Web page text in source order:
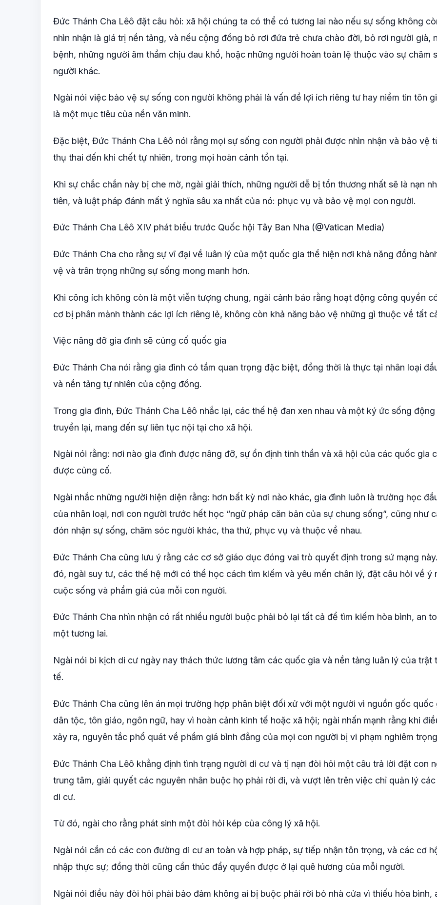
Đức Thánh Cha Lêô đặt câu hỏi: xã hội chúng ta có thể có tương lai nào nếu sự sống không
nhìn nhận là giá trị nền tảng, và nếu cộng đồng bỏ rơi đứa trẻ chưa chào đời, bỏ rơi người già,
bệnh, những người âm thầm chịu đau khổ, hoặc những người hoàn toàn lệ thuộc vào sự chăm
người khác.
Ngài nói việc bảo vệ sự sống con người không phải là vấn đề lợi ích riêng tư hay niềm tin tôn
là một mục tiêu của nền văn minh.
Đặc biệt, Đức Thánh Cha Lêô nói rằng mọi sự sống con người phải được nhìn nhận và bảo vệ
thụ thai đến khi chết tự nhiên, trong mọi hoàn cảnh tồn tại.
Khi sự chắc chắn này bị che mờ, ngài giải thích, những người dễ bị tổn thương nhất sẽ là nạn
tiên, và luật pháp đánh mất ý nghĩa sâu xa nhất của nó: phục vụ và bảo vệ mọi con người.
Đức Thánh Cha Lêô XIV phát biểu trước Quốc hội Tây Ban Nha (@Vatican Media)
Đức Thánh Cha cho rằng sự vĩ đại về luân lý của một quốc gia thể hiện nơi khả năng đồng
vệ và trân trọng những sự sống mong manh hơn.
Khi công ích không còn là một viễn tượng chung, ngài cảnh báo rằng hoạt động công quyền
cơ bị phân mảnh thành các lợi ích riêng lẻ, không còn khả năng bảo vệ những gì thuộc về tất
Việc nâng đỡ gia đình sẽ củng cố quốc gia
Đức Thánh Cha nói rằng gia đình có tầm quan trọng đặc biệt, đồng thời là thực tại nhân loại
và nền tảng tự nhiên của cộng đồng.
Trong gia đình, Đức Thánh Cha Lêô nhắc lại, các thế hệ đan xen nhau và một ký ức sống
truyền lại, mang đến sự liên tục nội tại cho xã hội.
Ngài nói rằng: nơi nào gia đình được nâng đỡ, sự ổn định tinh thần và xã hội của các quốc gia
được củng cố.
Ngài nhắc những người hiện diện rằng: hơn bất kỳ nơi nào khác, gia đình luôn là trường học
của nhân loại, nơi con người trước hết học “ngữ pháp căn bản của sự chung sống”, cũng như
đón nhận sự sống, chăm sóc người khác, tha thứ, phục vụ và thuộc về nhau.
Đức Thánh Cha cũng lưu ý rằng các cơ sở giáo dục đóng vai trò quyết định trong sứ mạng
đó, ngài suy tư, các thế hệ mới có thể học cách tìm kiếm và yêu mến chân lý, đặt câu hỏi về ý
cuộc sống và phẩm giá của mỗi con người.
Đức Thánh Cha nhìn nhận có rất nhiều người buộc phải bỏ lại tất cả để tìm kiếm hòa bình, an
một tương lai.
Ngài nói bi kịch di cư ngày nay thách thức lương tâm các quốc gia và nền tảng luân lý của trật
tế.
Đức Thánh Cha cũng lên án mọi trường hợp phân biệt đối xử với một người vì nguồn gốc quốc
dân tộc, tôn giáo, ngôn ngữ, hay vì hoàn cảnh kinh tế hoặc xã hội; ngài nhấn mạnh rằng khi
xảy ra, nguyên tắc phổ quát về phẩm giá bình đẳng của mọi con người bị vi phạm nghiêm
Đức Thánh Cha Lêô khẳng định tình trạng người di cư và tị nạn đòi hỏi một câu trả lời đặt con
trung tâm, giải quyết các nguyên nhân buộc họ phải rời đi, và vượt lên trên việc chỉ quản lý
di cư.
Từ đó, ngài cho rằng phát sinh một đòi hỏi kép của công lý xã hội.
Ngài nói cần có các con đường di cư an toàn và hợp pháp, sự tiếp nhận tôn trọng, và các cơ
nhập thực sự; đồng thời cũng cần thúc đẩy quyền được ở lại quê hương của mỗi người.
Ngài nói điều này đòi hỏi phải bảo đảm không ai bị buộc phải rời bỏ nhà cửa vì thiếu hòa bình,